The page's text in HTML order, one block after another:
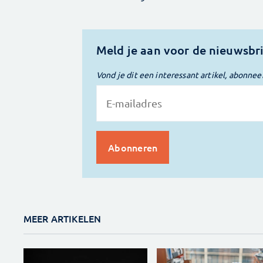
Meld je aan voor de
Vond je dit een interessant artikel,
MEER ARTIKELEN